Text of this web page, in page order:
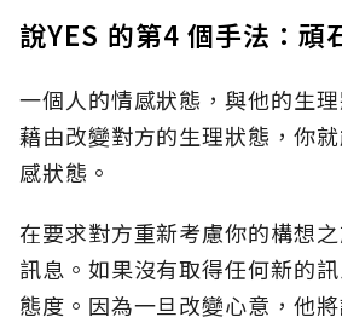
說YES 的第4 個手法：頑
一個人的情感狀態，與他的生
藉由改變對方的生理狀態，你
感狀態。
在要求對方重新考慮你的構想
訊息。如果沒有取得任何新的
態度。因為一旦改變心意，他